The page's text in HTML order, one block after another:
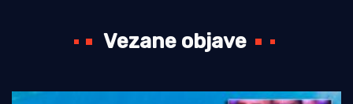
Vezane objave